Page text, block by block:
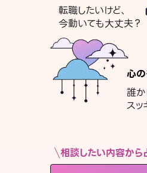
転職したいけど、
今動いても大丈夫？
心
誰
スッ
相談したい内容か